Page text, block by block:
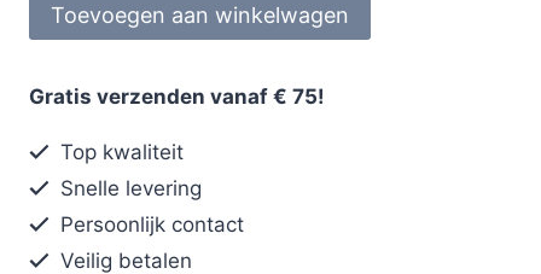
Toevoegen aan winkelwagen
Gratis verzenden vanaf € 75!
Top kwaliteit
Snelle levering
Persoonlijk contact
Veilig betalen